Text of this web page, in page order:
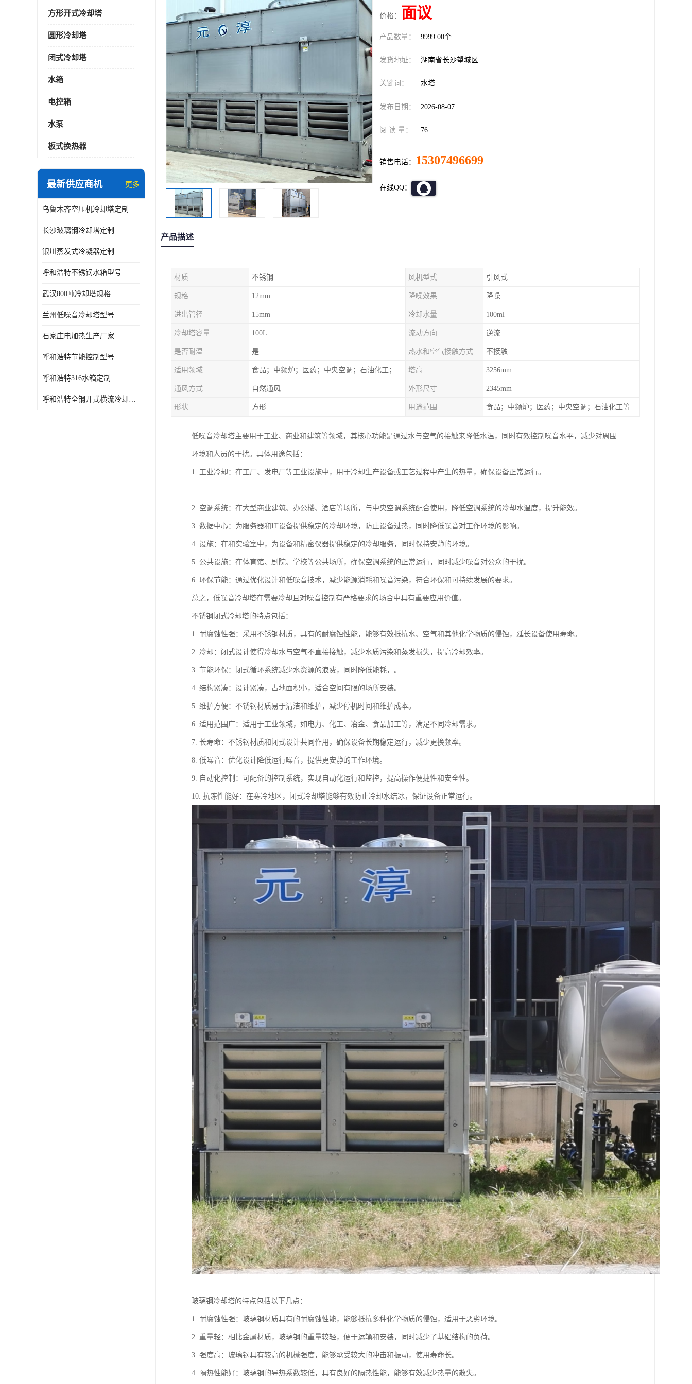
方形开式冷却塔
圆形冷却塔
闭式冷却塔
水箱
电控箱
水泵
板式换热器
最新供应商机 更多
乌鲁木齐空压机冷却塔定制
长沙玻璃钢冷却塔定制
银川蒸发式冷凝器定制
呼和浩特不锈钢水箱型号
武汉800吨冷却塔规格
兰州低噪音冷却塔型号
石家庄电加热生产厂家
呼和浩特节能控制型号
呼和浩特316水箱定制
呼和浩特全钢开式横流冷却塔型号
价格： 面议
产品数量： 9999.00个
发货地址： 湖南省长沙望城区
关键词： 水塔
发布日期： 2026-08-07
阅 读 量： 76
销售电话： 15307496699
在线QQ：
产品描述
材质 不锈钢 风机型式 引风式
规格 12mm 降噪效果 降噪
进出管径 15mm 冷却水量 100ml
冷却塔容量 100L 流动方向 逆流
是否耐温 是 热水和空气接触方式 不接触
适用领域 食品；中频炉；医药；中央空调；石油化工；锻造；冶金；电子；新材料 塔高 3256mm
通风方式 自然通风 外形尺寸 2345mm
形状 方形 用途范围 食品；中频炉；医药；中央空调；石油化工等行业设备的换热降温
低噪音冷却塔主要用于工业、商业和建筑等领域，其核心功能是通过水与空气的接触来降低水温，同时有效控制噪音水平，减少对周围
环境和人员的干扰。具体用途包括：
1. 工业冷却：在工厂、发电厂等工业设施中，用于冷却生产设备或工艺过程中产生的热量，确保设备正常运行。
2. 空调系统：在大型商业建筑、办公楼、酒店等场所，与中央空调系统配合使用，降低空调系统的冷却水温度，提升能效。
3. 数据中心：为服务器和IT设备提供稳定的冷却环境，防止设备过热，同时降低噪音对工作环境的影响。
4. 设施：在和实验室中，为设备和精密仪器提供稳定的冷却服务，同时保持安静的环境。
5. 公共设施：在体育馆、剧院、学校等公共场所，确保空调系统的正常运行，同时减少噪音对公众的干扰。
6. 环保节能：通过优化设计和低噪音技术，减少能源消耗和噪音污染，符合环保和可持续发展的要求。
总之，低噪音冷却塔在需要冷却且对噪音控制有严格要求的场合中具有重要应用价值。
不锈钢闭式冷却塔的特点包括：
1. 耐腐蚀性强：采用不锈钢材质，具有的耐腐蚀性能，能够有效抵抗水、空气和其他化学物质的侵蚀，延长设备使用寿命。
2. 冷却：闭式设计使得冷却水与空气不直接接触，减少水质污染和蒸发损失，提高冷却效率。
3. 节能环保：闭式循环系统减少水资源的浪费，同时降低能耗，。
4. 结构紧凑：设计紧凑，占地面积小，适合空间有限的场所安装。
5. 维护方便：不锈钢材质易于清洁和维护，减少停机时间和维护成本。
6. 适用范围广：适用于工业领域，如电力、化工、冶金、食品加工等，满足不同冷却需求。
7. 长寿命：不锈钢材质和闭式设计共同作用，确保设备长期稳定运行，减少更换频率。
8. 低噪音：优化设计降低运行噪音，提供更安静的工作环境。
9. 自动化控制：可配备的控制系统，实现自动化运行和监控，提高操作便捷性和安全性。
10. 抗冻性能好：在寒冷地区，闭式冷却塔能够有效防止冷却水结冰，保证设备正常运行。
玻璃钢冷却塔的特点包括以下几点：
1. 耐腐蚀性强：玻璃钢材质具有的耐腐蚀性能，能够抵抗多种化学物质的侵蚀，适用于恶劣环境。
2. 重量轻：相比金属材质，玻璃钢的重量较轻，便于运输和安装，同时减少了基础结构的负荷。
3. 强度高：玻璃钢具有较高的机械强度，能够承受较大的冲击和振动，使用寿命长。
4. 隔热性能好：玻璃钢的导热系数较低，具有良好的隔热性能，能够有效减少热量的散失。